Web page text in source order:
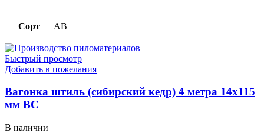
Сорт AB
Быстрый просмотр
Добавить в пожелания
Вагонка штиль (сибирский кедр) 4 метра 14х115
мм ВС
В наличии